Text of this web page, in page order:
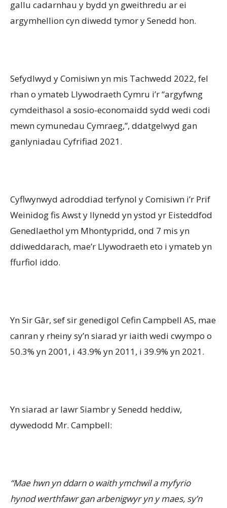
gallu cadarnhau y bydd yn gweithredu ar ei
argymhellion cyn diwedd tymor y Senedd hon.
Sefydlwyd y Comisiwn yn mis Tachwedd 2022, fel
rhan o ymateb Llywodraeth Cymru i’r “argyfwng
cymdeithasol a sosio-economaidd sydd wedi codi
mewn cymunedau Cymraeg,”, ddatgelwyd gan
ganlyniadau Cyfrifiad 2021.
Cyflwynwyd adroddiad terfynol y Comisiwn i’r Prif
Weinidog fis Awst y llynedd yn ystod yr Eisteddfod
Genedlaethol ym Mhontypridd, ond 7 mis yn
ddiweddarach, mae’r Llywodraeth eto i ymateb yn
ffurfiol iddo.
Yn Sir Gâr, sef sir genedigol Cefin Campbell AS, mae
canran y rheiny sy’n siarad yr iaith wedi cwympo o
50.3% yn 2001, i 43.9% yn 2011, i 39.9% yn 2021.
Yn siarad ar lawr Siambr y Senedd heddiw,
dywedodd Mr. Campbell:
“Mae hwn yn ddarn o waith ymchwil a myfyrio
hynod werthfawr gan arbenigwyr yn y maes, sy’n